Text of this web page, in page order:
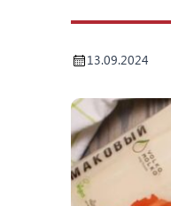
13.09.2024